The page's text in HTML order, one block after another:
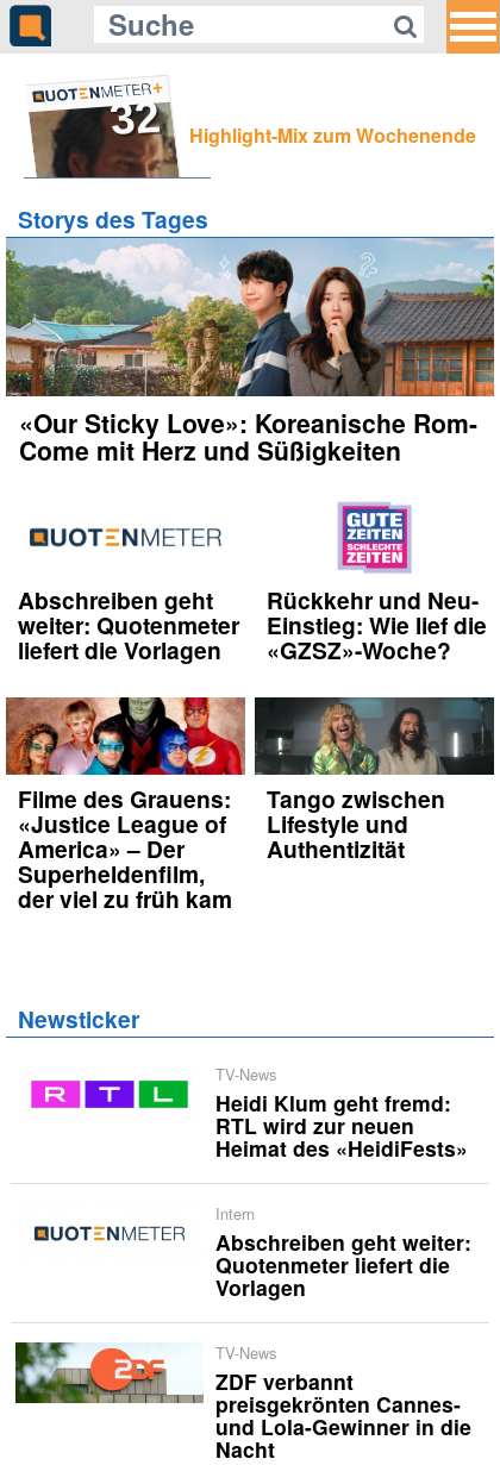
32 Highlight-Mix zum Wochenende
Storys des Tages
«Our Sticky Love»: Koreanische Rom-
Come mit Herz und Süßigkeiten
Abschreiben geht
weiter: Quotenmeter
liefert die Vorlagen
Rückkehr und Neu-
Einstieg: Wie lief die
«GZSZ»-Woche?
Filme des Grauens:
«Justice League of
America» – Der
Superheldenfilm,
der viel zu früh kam
Tango zwischen
Lifestyle und
Authentizität
Newsticker
TV-News
Heidi Klum geht fremd:
RTL wird zur neuen
Heimat des «HeidiFests»
Intern
Abschreiben geht weiter:
Quotenmeter liefert die
Vorlagen
TV-News
ZDF verbannt
preisgekrönten Cannes-
und Lola-Gewinner in die
Nacht